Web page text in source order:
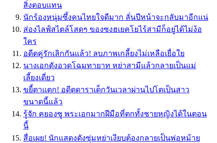
สิ่งตอบแทน
นักร้องหนุ่มซึ้งคนไทยใจดีมาก ลั่นปีหน้าจะกลับมาอีกแน่
ส่องไลฟ์สไตล์โสดๆ ของซงฮเยคโยไร้สามีก็อยู่ได้ไม่ง้อ
ใคร
อดีตคู่รักเลิกกันแล้ว! ลบภาพเกลี้ยงไม่เหลือเยื่อใย
นางเอกดังอวดโฉมทายาท หย่าสามีแล้วกลายเป็นแม่
เลี้ยงเดี่ยว
ขยี้ตาแตก! อดีตดาราเด็กวันเวลาผ่านไปโตเป็นสาว
ขนาดนี้แล้ว
รู้จัก คยองซู พระเอกมากฝีมือที่ตกทั้งชายหญิงได้ในตอน
นี้
สื่อเผย! นักแสดงดังซุ่มหย่าเงียบต้องกลายเป็นพ่อหม้าย